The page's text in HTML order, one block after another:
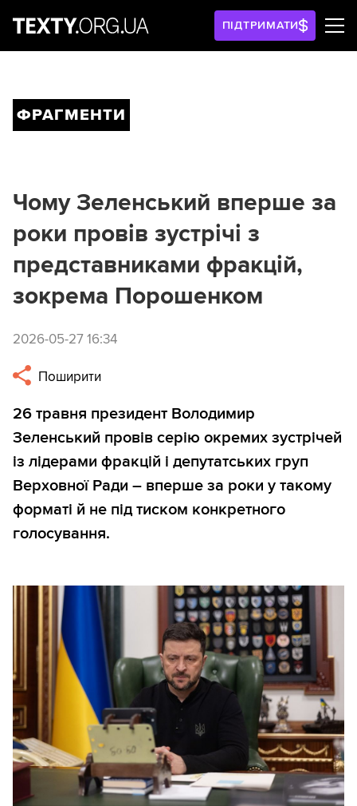
ПІДТРИМАТИ
ФРАГМЕНТИ
Чому Зеленський вперше за
роки провів зустрічі з
представниками фракцій,
зокрема Порошенком
2026-05-27 16:34
Поширити
26 травня президент Володимир
Зеленський провів серію окремих зустрічей
із лідерами фракцій і депутатських груп
Верховної Ради – вперше за роки у такому
форматі й не під тиском конкретного
голосування.